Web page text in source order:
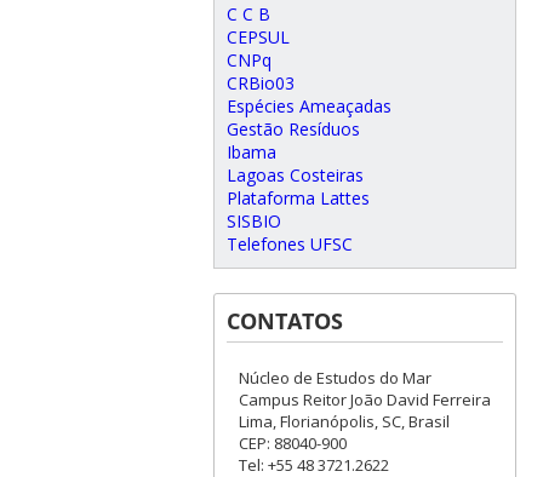
C C B
CEPSUL
CNPq
CRBio03
Espécies Ameaçadas
Gestão Resíduos
Ibama
Lagoas Costeiras
Plataforma Lattes
SISBIO
Telefones UFSC
CONTATOS
Núcleo de Estudos do Mar
Campus Reitor João David Ferreira
Lima, Florianópolis, SC, Brasil
CEP: 88040-900
Tel: +55 48 3721.2622